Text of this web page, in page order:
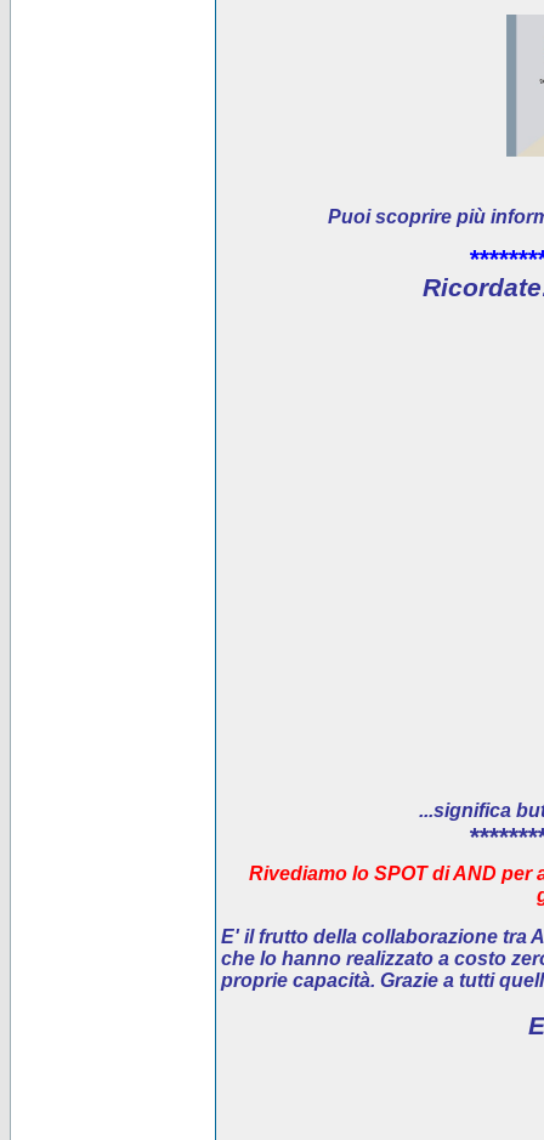
Puoi scoprire più
...significa
Rivediamo lo SPOT di AND
E' ilfrutto della collaborazione tra
che lo hanno realizzato a costo
proprie capacità. Grazie a tutti